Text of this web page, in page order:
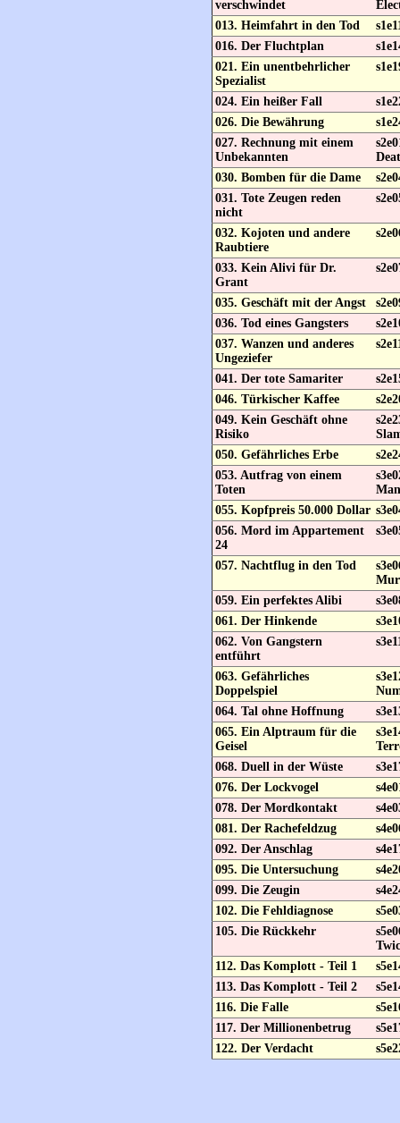
verschwindet
013. Heimfahrt in den Tod
016. Der Fluchtplan
021. Ein unentbehrlicher
Spezialist
024. Ein heißer Fall
026. Die Bewährung
027. Rechnung mit einem
Unbekannten
030. Bomben für die Dame
031. Tote Zeugen reden
nicht
032. Kojoten und andere
Raubtiere
033. Kein Alivi für Dr.
Grant
035. Geschäft mit der Angst
036. Tod eines Gangsters
037. Wanzen und anderes
Ungeziefer
041. Der tote Samariter
046. Türkischer Kaffee
049. Kein Geschäft ohne
Risiko
050. Gefährliches Erbe
053. Autfrag von einem
Toten
Man
055. Kopfpreis 50.000 Dollar
056. Mord im Appartement
24
057. Nachtflug in den Tod
059. Ein perfektes Alibi
061. Der Hinkende
062. Von Gangstern
entführt
063. Gefährliches
Doppelspiel
064. Tal ohne Hoffnung
065. Ein Alptraum für die
Geisel
068. Duell in der Wüste
076. Der Lockvogel
078. Der Mordkontakt
081. Der Rachefeldzug
092. Der Anschlag
095. Die Untersuchung
099. Die Zeugin
102. Die Fehldiagnose
105. Die Rückkehr
112. Das Komplott - Teil 1
113. Das Komplott - Teil 2
116. Die Falle
117. Der Millionenbetrug
122. Der Verdacht